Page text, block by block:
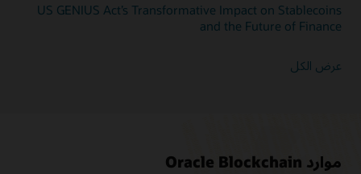
US GENIUS Act’s Transformative Impact on Stablecoins
and the Future of Finance
عرض الكل
موارد Oracle Blockchain